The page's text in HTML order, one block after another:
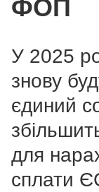
ФОП
У 2025
знову
єдиний
для
сплати